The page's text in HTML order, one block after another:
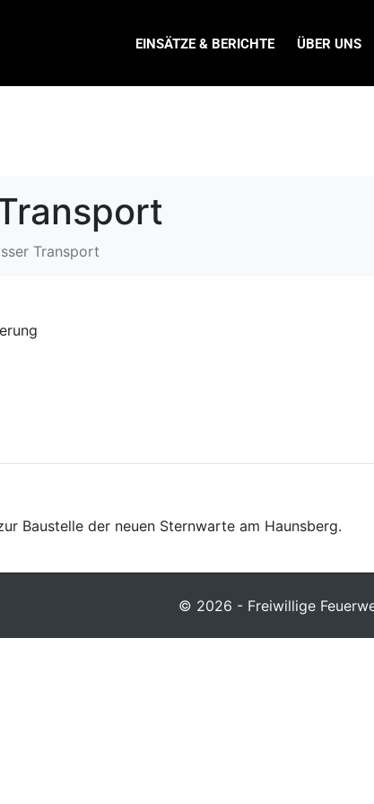
EINSÄTZE & BERICHTE ÜBER UNS
Transport
Baustelle der neuen Sternwarte am Haunsberg.
© 2026 - Freiwillige